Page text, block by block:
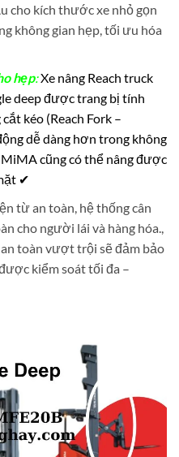
cho kích thước xe nhỏ gọn
không gian hẹp, tối ưu hóa
hẹp:Xe nâng Reach truck
deep được trang bị tính
kéo (Reach Fork –
dễ dàng hơn trong không
cũng có thể nâng được
✔
từ an toàn, hệ thống cân
cho người lái và hàng hóa.,
toàn vượt trội sẽ đảm bảo
kiểm soát tối đa –